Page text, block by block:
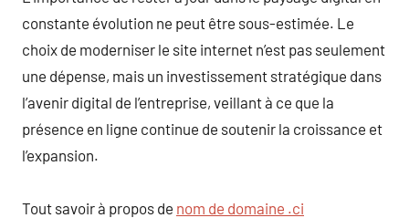
constante évolution ne peut être sous-estimée. Le
choix de moderniser le site internet n’est pas seulement
une dépense, mais un investissement stratégique dans
l’avenir digital de l’entreprise, veillant à ce que la
présence en ligne continue de soutenir la croissance et
l’expansion.
Tout savoir à propos de nom de domaine .ci